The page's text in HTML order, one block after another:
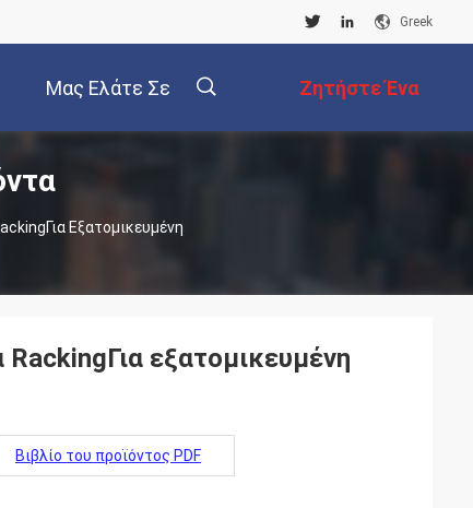
Greek
Μας Ελάτε Σε Ζητήστε Ένα
Απόσπασμα
Εξατομικευμένη
εξατομικευμένη
Βιβλίο του προϊόντος PDF